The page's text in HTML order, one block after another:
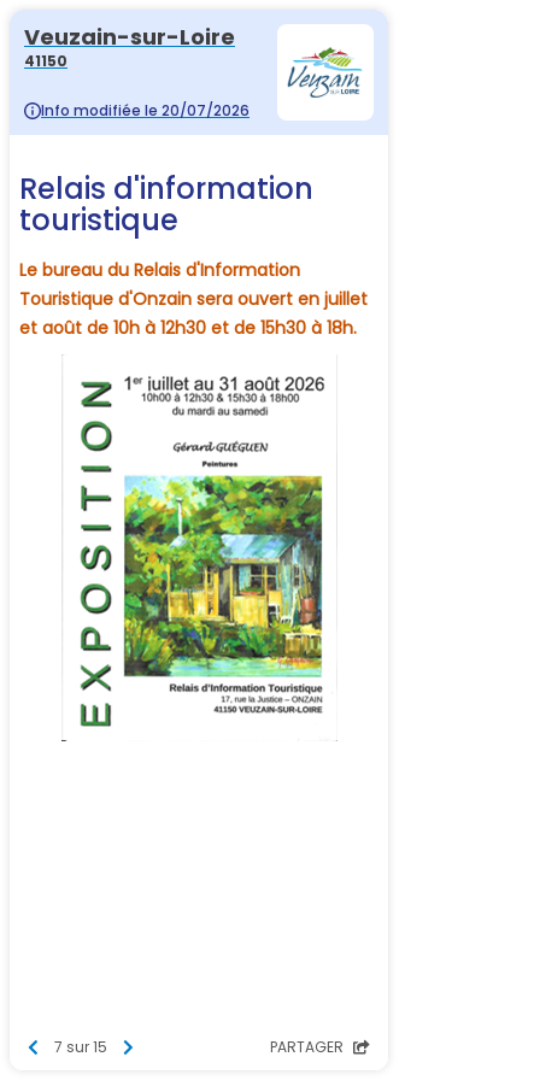
Veuzain-sur-Loire
41150
Info modifiée le 20/07/2026
Relais d'information
touristique
Le bureau du Relais d'Information
Touristique d'Onzain sera ouvert en juillet
et août de 10h à 12h30 et de 15h30 à 18h.
7 sur 15 PARTAGER